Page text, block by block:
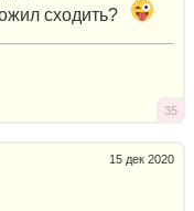
сходить?
35
15 дек 2020